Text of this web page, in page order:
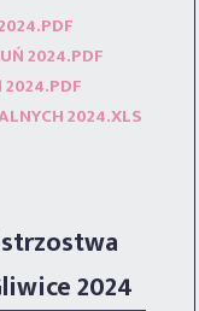
2024.PDF
2024.PDF
2024.XLS
2024